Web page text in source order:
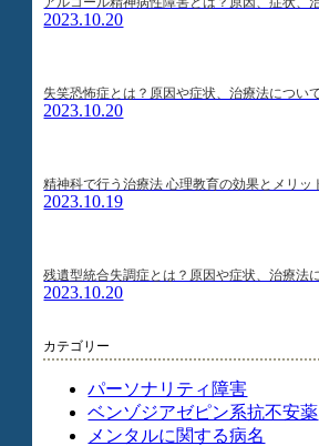
2023.10.20
失笑恐怖症とは？原因や症状、治療法につい
2023.10.20
精神科で行う治療法 心理教育の効果とメリッ
2023.10.19
残遺型統合失調症とは？原因や症状、治療法
2023.10.20
カテゴリー
パーソナリティ障害
ベンゾジアゼピン系抗不安薬
メンタルに関する病名